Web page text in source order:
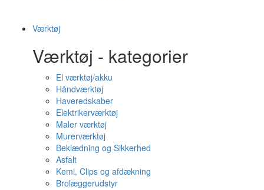
Værktøj
Værktøj - kategorier
El værktøj/akku
Håndværktøj
Haveredskaber
Elektrikerværktøj
Maler værktøj
Murerværktøj
Beklædning og Sikkerhed
Asfalt
Kemi, Clips og afdækning
Brolæggerudstyr